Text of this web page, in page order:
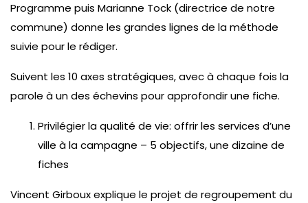
Programme puis Marianne Tock (directrice de notre
commune) donne les grandes lignes de la méthode
suivie pour le rédiger.
Suivent les 10 axes stratégiques, avec à chaque fois la
parole à un des échevins pour approfondir une fiche.
Privilégier la qualité de vie: offrir les services d’une
ville à la campagne – 5 objectifs, une dizaine de
fiches
Vincent Girboux explique le projet de regroupement du